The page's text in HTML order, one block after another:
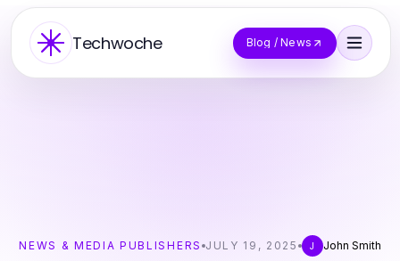
Techwoche Blog / News
NEWS & MEDIA PUBLISHERS JULY 19, 2025 J John Smith